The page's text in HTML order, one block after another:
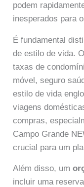
podem
inesperados para
É fundamental
de estilo de vida.
taxas de
móvel, seguro
estilo de vida
viagens
compras,
Campo Grande
crucial para um
Além disso, um
incluir uma